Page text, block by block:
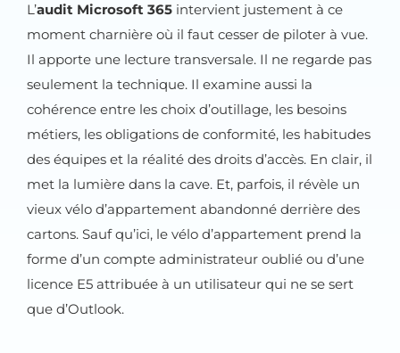
L’audit Microsoft 365 intervient justement à ce
moment charnière où il faut cesser de piloter à vue.
Il apporte une lecture transversale. Il ne regarde pas
seulement la technique. Il examine aussi la
cohérence entre les choix d’outillage, les besoins
métiers, les obligations de conformité, les habitudes
des équipes et la réalité des droits d’accès. En clair, il
met la lumière dans la cave. Et, parfois, il révèle un
vieux vélo d’appartement abandonné derrière des
cartons. Sauf qu’ici, le vélo d’appartement prend la
forme d’un compte administrateur oublié ou d’une
licence E5 attribuée à un utilisateur qui ne se sert
que d’Outlook.